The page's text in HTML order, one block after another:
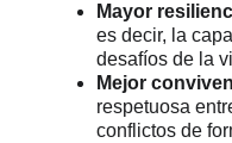
Mayor
es decir, la
desafíos de la
Mejor
respetuosa
conflictos de